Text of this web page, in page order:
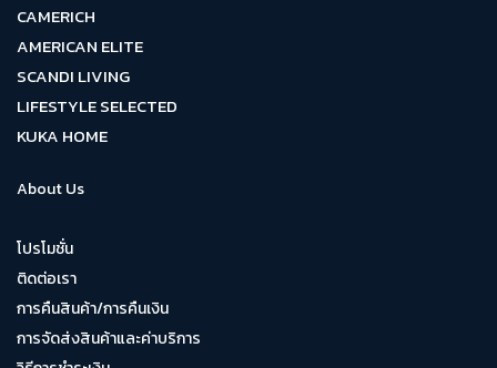
CAMERICH
AMERICAN ELITE
SCANDI LIVING
LIFESTYLE SELECTED
KUKA HOME
About Us
โปรโมชั่น
ติดต่อเรา
การคืนสินค้า/การคืนเงิน
การจัดส่งสินค้าและค่าบริการ